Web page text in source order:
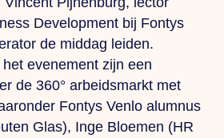
Development bij Fontys
de middag leiden.
evenement zijn een
de 360° arbeidsmarkt met
Fontys Venlo alumnus
Glas), Inge Bloemen (HR